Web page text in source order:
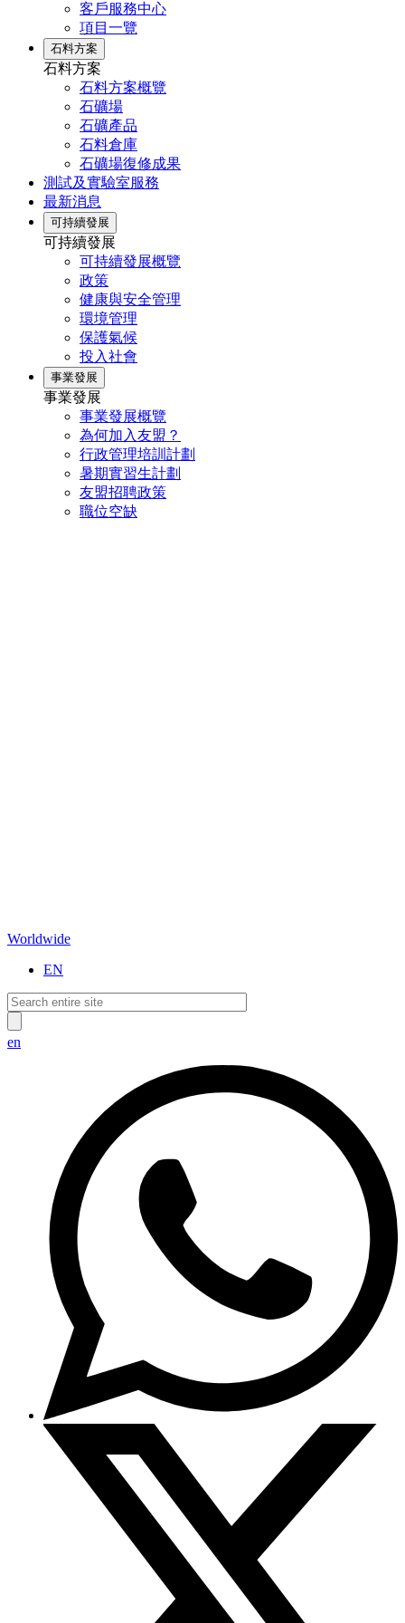
客戶服務中心
項目一覽
石料方案
石料方案
石料方案概覽
石礦場
石礦產品
石料倉庫
石礦場復修成果
測試及實驗室服務
最新消息
可持續發展
可持續發展
可持續發展概覽
政策
健康與安全管理
環境管理
保護氣候
投入社會
事業發展
事業發展
事業發展概覽
為何加入友盟？
行政管理培訓計劃
暑期實習生計劃
友盟招聘政策
職位空缺
Worldwide
EN
en